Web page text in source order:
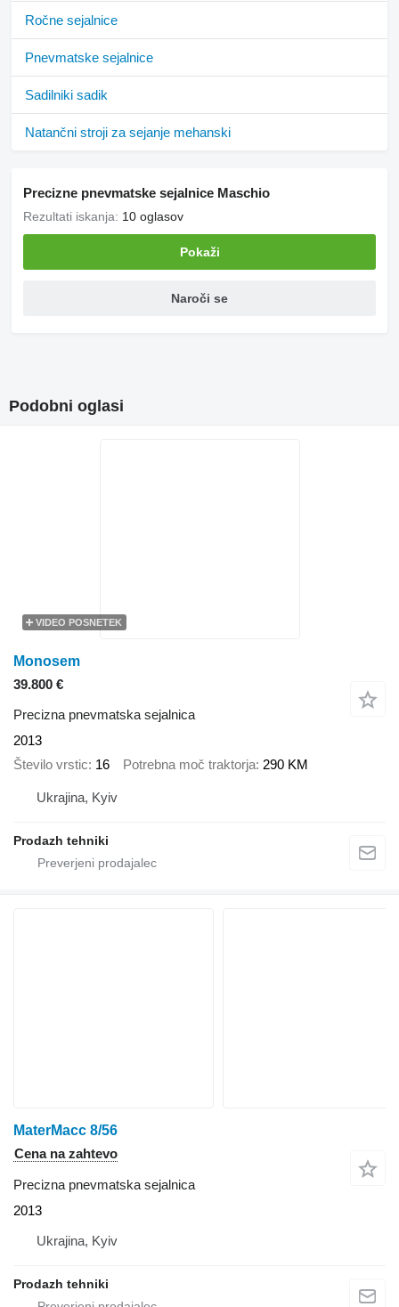
Ročne sejalnice
Pnevmatske sejalnice
Sadilniki sadik
Natančni stroji za sejanje mehanski
Precizne pnevmatske sejalnice Maschio
Rezultati iskanja: 10 oglasov
Pokaži
Naroči se
Podobni oglasi
VIDEO POSNETEK
Monosem
39.800 €
Precizna pnevmatska sejalnica
2013
Število vrstic 16 Potrebna moč traktorja 290 KM
Ukrajina, Kyiv
Prodazh tehniki
MaterMacc 8/56
Cena na zahtevo
Precizna pnevmatska sejalnica
2013
Ukrajina, Kyiv
Prodazh tehniki